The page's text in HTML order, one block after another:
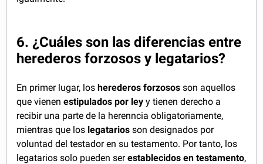
6. ¿Cuáles son las diferencias entre
herederos forzosos y legatarios?
En primer lugar, losherederos forzosos son aquellos
que vienenestipulados por ley y tienen derecho a
recibir una parte de la herenncia obligatoriamente,
mientras que los legatarios son designados por
voluntad del testador en su testamento. Por tanto, los
legatarios solo pueden serestablecidos en testamento,